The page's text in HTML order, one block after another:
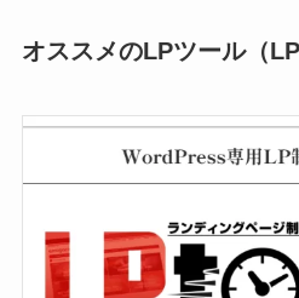
オススメのLPツール（